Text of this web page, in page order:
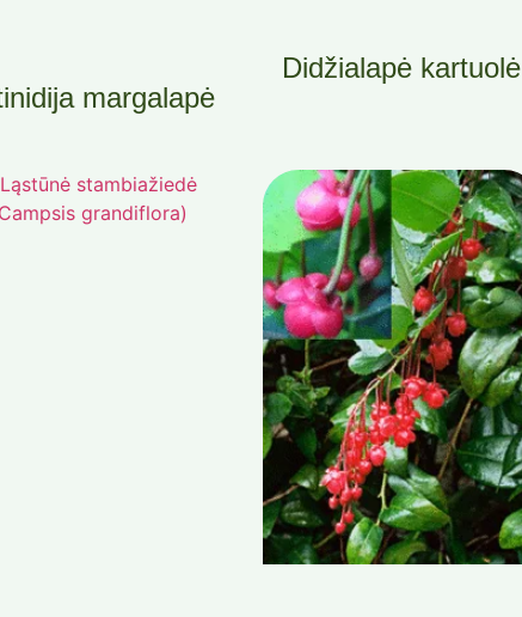
margalapė
Didžialapė kartuolė